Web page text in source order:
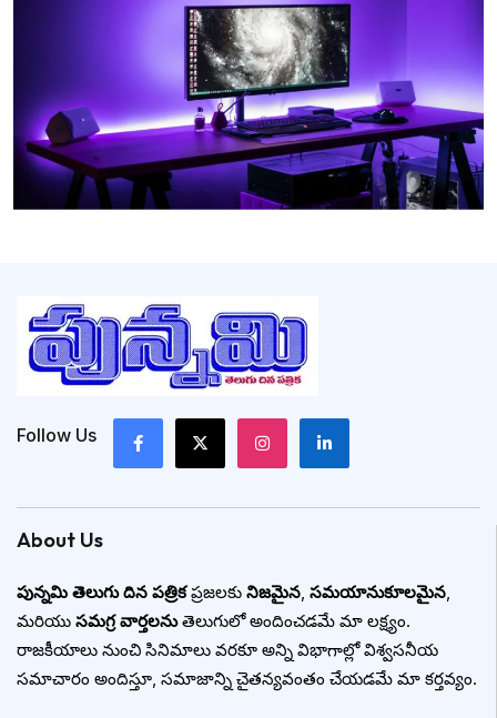
Follow Us
About Us
పున్నమి తెలుగు దిన పత్రికప్రజలకు నిజమైన, సమయానుకూలమైన,
మరియు సమగ్ర వార్తలనుతెలుగులో అందించడమే మా లక్ష్యం.
రాజకీయాలు నుంచి సినిమాలు వరకూ అన్ని విభాగాల్లో విశ్వసనీయ
సమాచారం అందిస్తూ, సమాజాన్ని చైతన్యవంతం చేయడమే మా కర్తవ్యం.